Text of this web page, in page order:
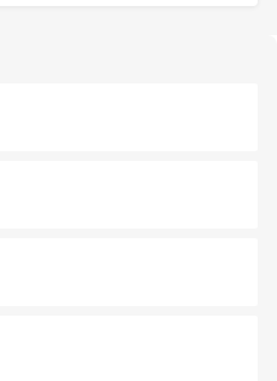
風情を楽しめる外せないスポット